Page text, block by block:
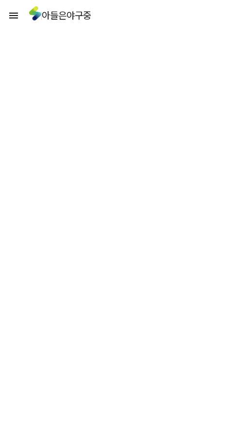
아들은야구중